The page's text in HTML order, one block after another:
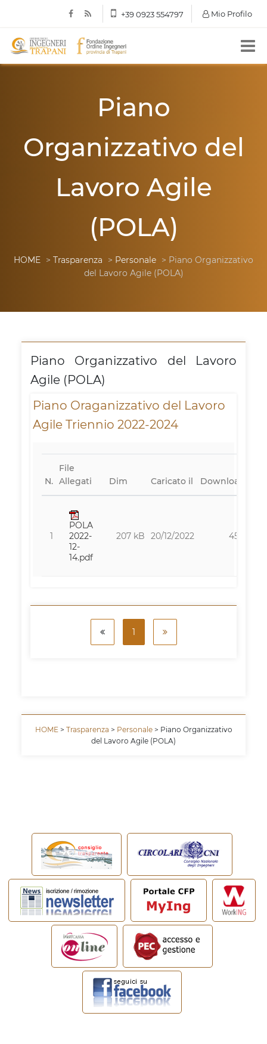
+39 0923 554797 Mio Profilo
Piano
Organizzativo del
Lavoro Agile
(POLA)
HOME > Trasparenza > Personale > Piano Organizzativo
del Lavoro Agile (POLA)
Piano Organizzativo del Lavoro
Agile (POLA)
Piano Oraganizzativo del Lavoro
Agile Triennio 2022-2024
N.
File
Allegati
Dim Caricato il Downloads
1
POLA
2022-
12-
14.pdf
207 kB 20/12/2022 4592
1
HOME> Trasparenza > Personale> Piano Organizzativo
del Lavoro Agile (POLA)